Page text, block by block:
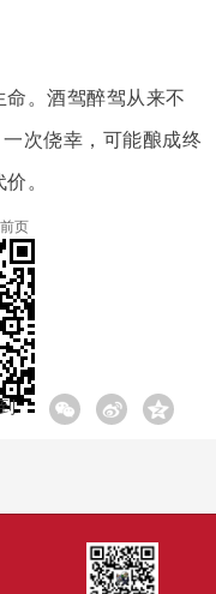
。酒驾醉驾从来不
次侥幸，可能酿成终
。
页
: